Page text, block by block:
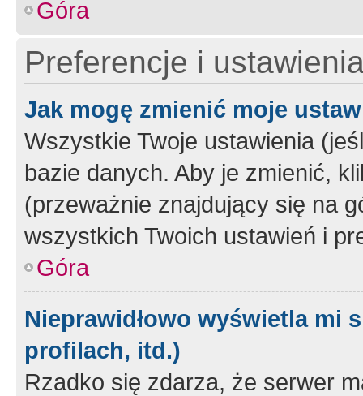
Góra
Preferencje i
Jak mogę zmienić moje
Wszystkie Twoje ustawienia
bazie danych. Aby je zmienić,
(przeważnie znajdujący się na
wszystkich Twoich ustawień i
Góra
Nieprawidłowo wyświetla mi
profilach, itd.)
Rzadko się zdarza, że serwer